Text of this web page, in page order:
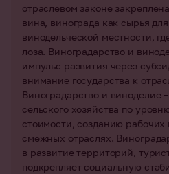
отраслевом законе
вина, винограда как сырья
винодельческой местности,
лоза. Виноградарство и
импульс развития через
внимание государства к
Виноградарство и виноделие
сельского хозяйства по
стоимости, созданию рабочих
смежных отраслях.
в развитие территорий,
подкрепляет социальную